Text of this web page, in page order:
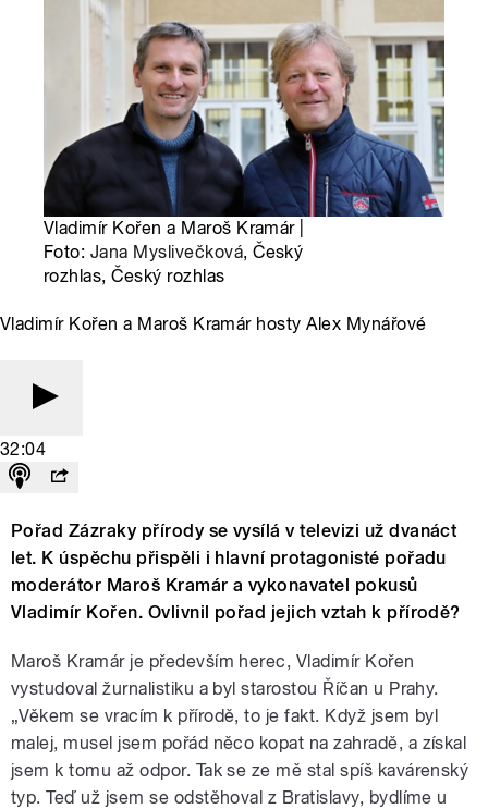
Vladimír Kořen a Maroš Kramár |
Foto: Jana Myslivečková, Český
rozhlas, Český rozhlas
Vladimír Kořen a Maroš Kramár hosty Alex Mynářové
32:04
Pořad Zázraky přírody se vysílá v televizi už dvanáct
let. K úspěchu přispěli i hlavní protagonisté pořadu
moderátor Maroš Kramár a vykonavatel pokusů
Vladimír Kořen. Ovlivnil pořad jejich vztah k přírodě?
Maroš Kramár je především herec, Vladimír Kořen
vystudoval žurnalistiku a byl starostou Říčan u Prahy.
„Věkem se vracím k přírodě, to je fakt. Když jsem byl
malej, musel jsem pořád něco kopat na zahradě, a získal
jsem k tomu až odpor. Tak se ze mě stal spíš kavárenský
typ. Teď už jsem se odstěhoval z Bratislavy, bydlíme u